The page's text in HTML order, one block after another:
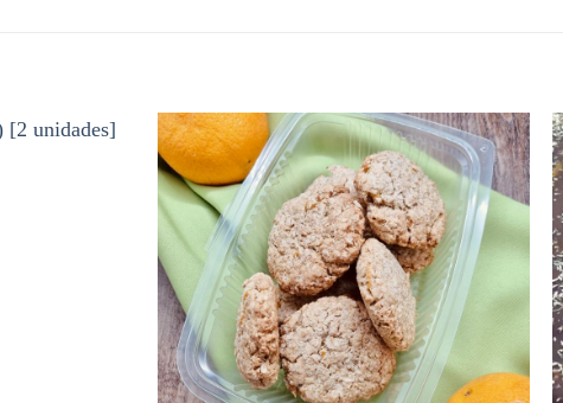
Adicionar
aos
favoritos